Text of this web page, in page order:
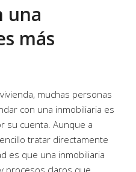
una
más
muchas personas
con una inmobiliaria es
su cuenta. Aunque a
tratar directamente
es que una inmobiliaria